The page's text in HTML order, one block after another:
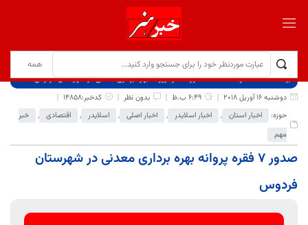
برگ نخست نوشته‌ها
صدور 7 فقره پروانه بهره برداری معدنی در شهرستان فردوس
دوشنبه 16 آوریل 2018
6:49 ب.ظ بدون نظر
کدخبر:14858
حوزه:
اخبار استان , اخبار اسلایدر , اخبار اصلی , اسلایدر , اقتصادی ,
خبر
مهم
صدور 7 فقره پروانه بهره برداری معدنی در شهرستان
فردوس